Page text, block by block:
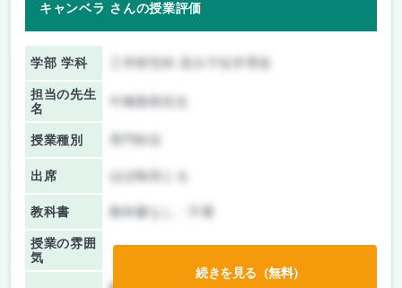
キャンベラ さんの授業評価
学部 学科
担当の先生
名
中條善樹先生
授業種別
出席 ほぼ毎回とる
教科書 教科書なし・不要
授業の雰囲
気
続きを見る（無料）